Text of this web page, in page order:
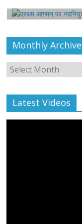
Monthly Archive
Monthly
Archive
Latest Videos